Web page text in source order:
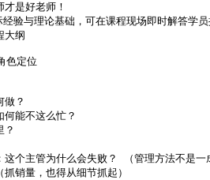
是好老师！
验与理论基础，可在课程现场即时解答学
大纲
色定位
？
能不这么忙？
？
个主管为什么会失败？ （管理方法不是一
销量，也得从细节抓起）